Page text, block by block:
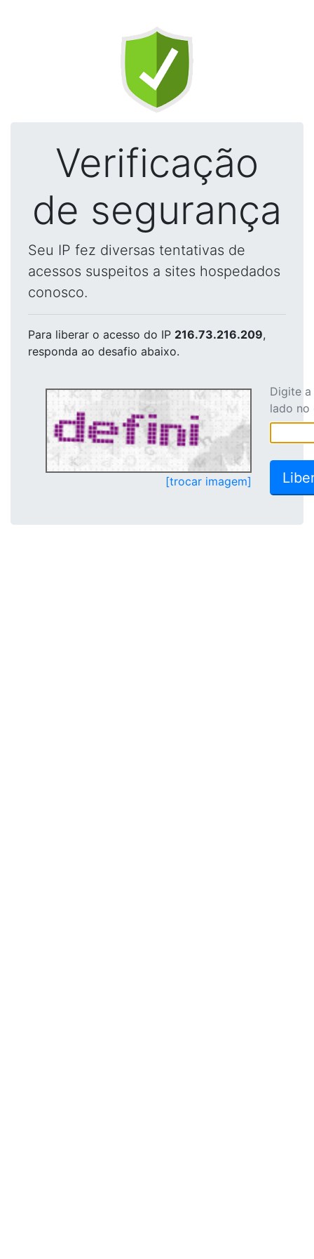
Verificação
de segurança
Seu IP fez diversas tentativas de
acessos suspeitos a sites hospedados
conosco.
Para liberar o acesso do IP 216.73.216.209,
responda ao desafio abaixo.
[trocar imagem]
Digite
lado no